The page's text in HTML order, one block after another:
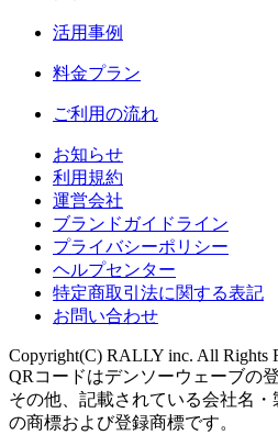
活用事例
料金プラン
ご利用の流れ
お知らせ
利用規約
運営会社
ブランドガイドライン
プライバシーポリシー
ヘルプセンター
特定商取引法に関する表記
お問い合わせ
Copyright(C) RALLY inc. All Rights
QRコードはデンソーウェーブの
その他、記載されている会社名
の商標および登録商標です。